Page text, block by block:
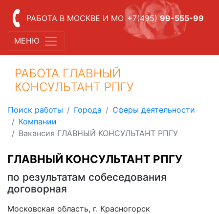
РАБОТА В МОСКВЕ И МО +7(495) 99-555-99
МЕНЮ
РАБОТА ГЛАВНЫЙ
КОНСУЛЬТАНТ РПГУ
Поиск работы Города
Сферы деятельности
Компании
Вакансия ГЛАВНЫЙ КОНСУЛЬТАНТ РПГУ
ГЛАВНЫЙ КОНСУЛЬТАНТ РПГУ
по результатам собеседования
договорная
Московская область, г. Красногорск